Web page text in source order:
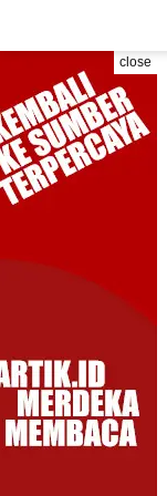
close